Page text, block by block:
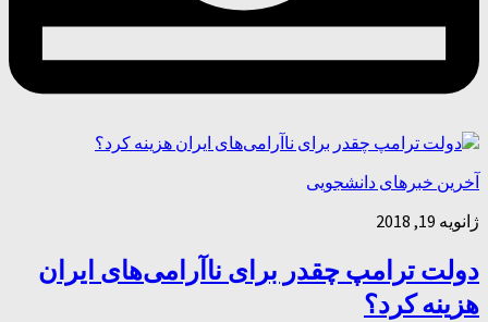
آخرین خبرهای دانشجویی
ژانویه 19, 2018
دولت ترامپ چقدر برای ناآرامی‌های ایران
هزینه کرد؟